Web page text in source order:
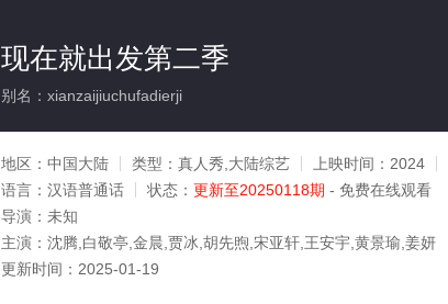
现在就出发第二季
别名：xianzaijiuchufadierji
地区： 中国大陆 类型： 真人秀,大陆综艺 上映时间： 2024
语言： 汉语普通话 状态： 更新至20250118期 - 免费在线观看
导演： 未知
主演： 沈腾,白敬亭,金晨,贾冰,胡先煦,宋亚轩,王安宇,黄景瑜,姜妍
更新时间： 2025-01-19